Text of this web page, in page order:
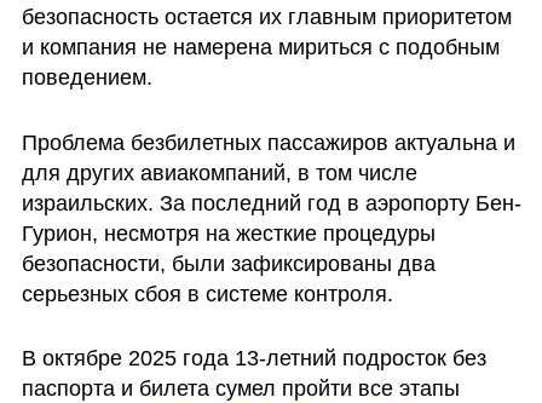
безопасность остается их главным приоритетом
и компания не намерена мириться с подобным
поведением.
Проблема безбилетных пассажиров актуальна и
для других авиакомпаний, в том числе
израильских. За последний год в аэропорту Бен-
Гурион, несмотря на жесткие процедуры
безопасности, были зафиксированы два
серьезных сбоя в системе контроля.
В октябре 2025 года 13-летний подросток без
паспорта и билета сумел пройти все этапы